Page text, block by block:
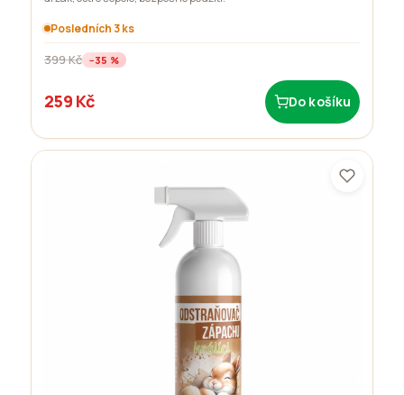
Posledních 3 ks
399 Kč −35 %
259 Kč Do košíku